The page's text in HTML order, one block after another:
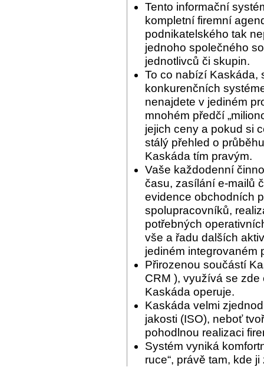
Tento informační
kompletní firemní
podnikatelského tak
jednoho společného
jednotlivců či skupin.
To co nabízí Kaskáda,
konkurenčních
nenajdete v jediném
mnohém předčí
jejich ceny a pokud si
stálý přehled o
Kaskáda tím pravým.
Vaše každodenní
času, zasílání e-mailů
evidence obchodních
spolupracovníků,
potřebných
vše a řadu dalších
jediném integrovaném
Přirozenou součástí
CRM ), využívá se
Kaskáda operuje.
Kaskáda velmi
jakosti (ISO), neboť
pohodlnou realizaci
Systém vyniká
ruce“, právě tam, kde